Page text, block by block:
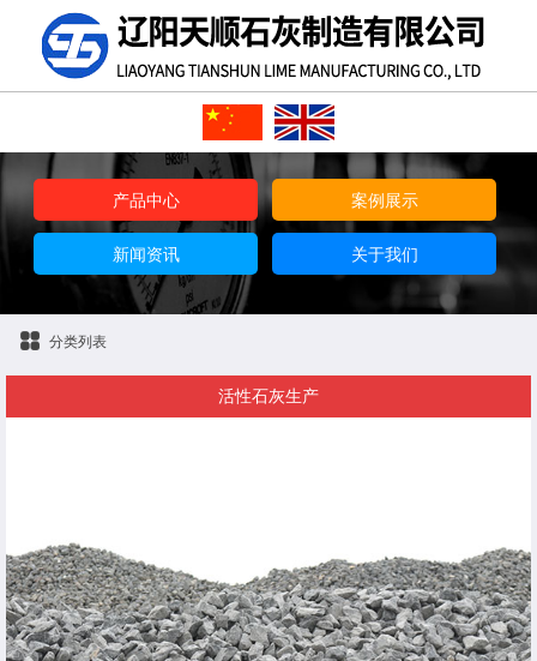
产品中心 案例展示
新闻资讯 关于我们
分类列表
活性石灰生产